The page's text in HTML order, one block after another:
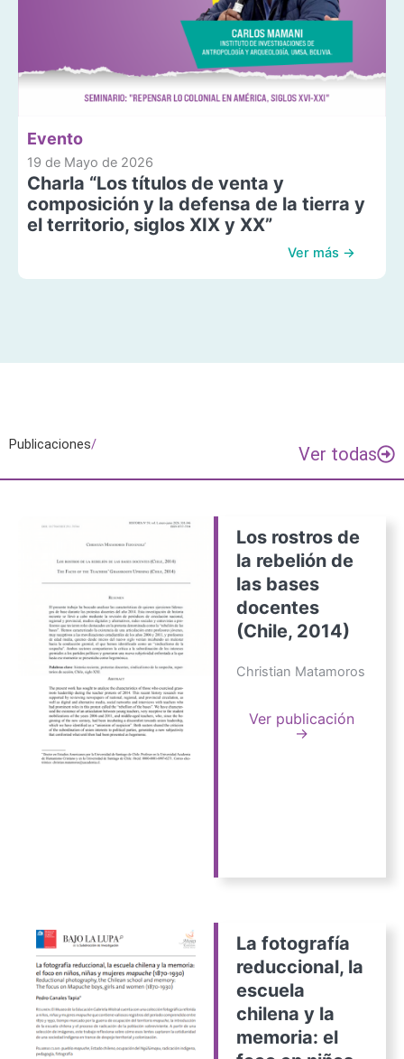
Evento
19 de Mayo de 2026
Charla “Los títulos de venta y
composición y la defensa de la tierra y
el territorio, siglos XIX y XX”
Ver más →
Publicaciones/ Ver todas
Los rostros de
la rebelión de
las bases
docentes
(Chile, 2014)
Christian Matamoros
Ver publicación
→
La fotografía
reduccional, la
escuela
chilena y la
memoria: el